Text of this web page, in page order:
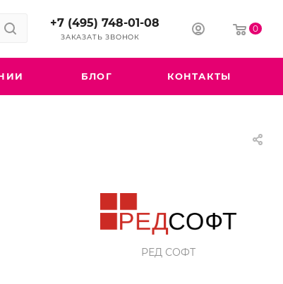
+7 (495) 748-01-08
ЗАКАЗАТЬ ЗВОНОК
0
БЛОГ КОНТАКТЫ
РЕД СОФТ